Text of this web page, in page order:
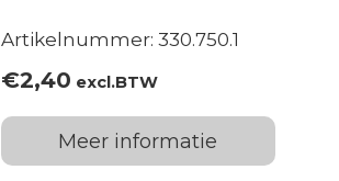
Artikelnummer: 330.750.1
€2,40 excl.BTW
Meer informatie